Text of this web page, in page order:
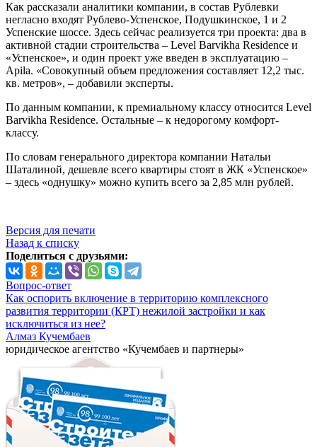
Как рассказали аналитики компании, в состав Рублевки
негласно входят Рублево-Успенское, Подушкинское, 1 и 2
Успенские шоссе. Здесь сейчас реализуется три проекта: два в
активной стадии строительства – Level Barvikha Residence и
«Успенское», и один проект уже введен в эксплуатацию –
Apila. «Совокупный объем предложения составляет 12,2 тыс.
кв. метров», – добавили эксперты.
По данным компании, к премиальному классу относится Level
Barvikha Residence. Остальные – к недорогому комфорт-
классу.
По словам генерального директора компании Натальи
Шаталиной, дешевле всего квартиры стоят в ЖК «Успенское»
– здесь «однушку» можно купить всего за 2,85 млн рублей.
Версия для печати
Назад к списку
Поделиться с друзьями:
Вопрос-ответ
Как оспорить включение в территорию комплексного
развития территории (КРТ) нежилой застройки и как
исключиться из нее?
Алмаз Кучембаев
юридическое агентство «Кучембаев и партнеры»